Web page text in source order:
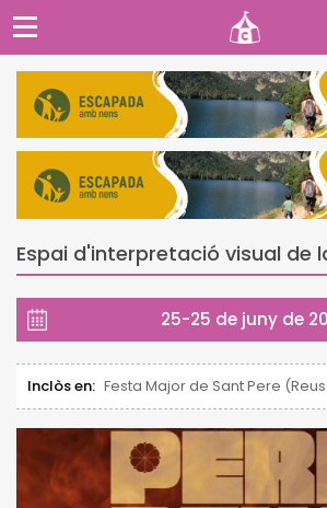
Espai d'interpretació visual de
25-25 de juny de
Inclòs en: Festa Major de Sant Pere